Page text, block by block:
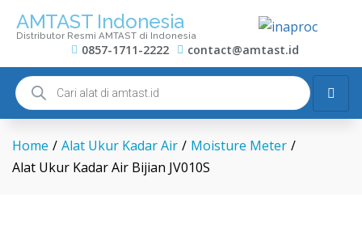
AMTAST Indonesia
Distributor Resmi AMTAST di Indonesia
0857-1711-2222 contact@amtast.id
Home / Alat Ukur Kadar Air / Moisture Meter /
Alat Ukur Kadar Air Bijian JV010S